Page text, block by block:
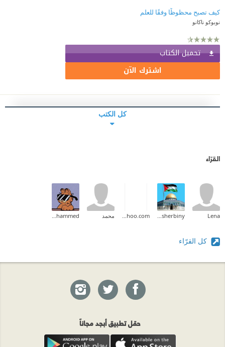
كيف تصبح محظوظًا وفقًا للعلم
نوبوكو ناكانو
تحميل الكتاب
اشترك الآن
كل الكتب
القرّاء
Lena محمد
كل القرّاء
حمّل تطبيق أبجد مجاناً